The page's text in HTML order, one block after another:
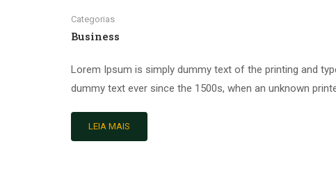
Categorias
Business
Lorem Ipsum is simply dummy text of the printing and
dummy text ever since the 1500s, when an unknown
LEIA MAIS